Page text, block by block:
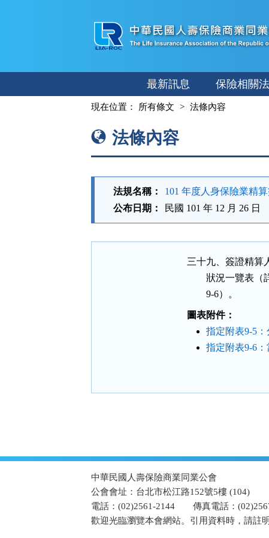
容
最新訊息 保險相關
現在位置： 所有條文 法條內容
法條內容
法規名稱：
101 年度人身保險業精
公布日期：
民國 101 年 12 月 26 日
三十九、簽證精算
狀況一覽
        9-6）。
圖表附件：
指定附表9-5
指定附表9-6
中華民國人壽保險商業同業公會
公會會址：台北市松江路152號5樓 (104)
電話：(02)2561-2144
傳真電話：
歡迎光臨瀏覽本會網站。引用資料時，請註